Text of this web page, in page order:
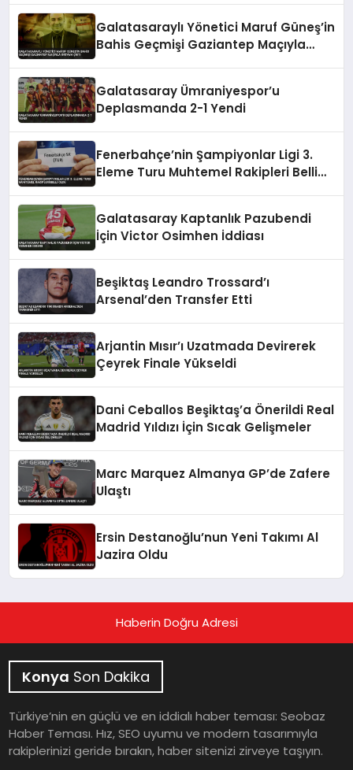
Galatasaraylı Yönetici Maruf Güneş’in
Bahis Geçmişi Gaziantep Maçıyla
Galatasaray Ümraniyespor’u
Deplasmanda 2-1 Yendi
Fenerbahçe’nin Şampiyonlar Ligi 3.
Eleme Turu Muhtemel Rakipleri Belli
Galatasaray Kaptanlık Pazubendi
İçin Victor Osimhen İddiası
Beşiktaş Leandro Trossard’ı
Arsenal’den Transfer Etti
Arjantin Mısır’ı Uzatmada Devirerek
Çeyrek Finale Yükseldi
Dani Ceballos Beşiktaş’a Önerildi Real
Madrid Yıldızı İçin Sıcak Gelişmeler
Marc Marquez Almanya GP’de Zafere
Ulaştı
Ersin Destanoğlu’nun Yeni Takımı Al
Jazira Oldu
Haberin Doğru Adresi
Konya Son Dakika
Türkiye’nin en güçlü ve en iddialı haber teması: Seobaz
Haber Teması. Hız, SEO uyumu ve modern tasarımıyla
rakiplerinizi geride bırakın, haber sitenizi zirveye taşıyın.